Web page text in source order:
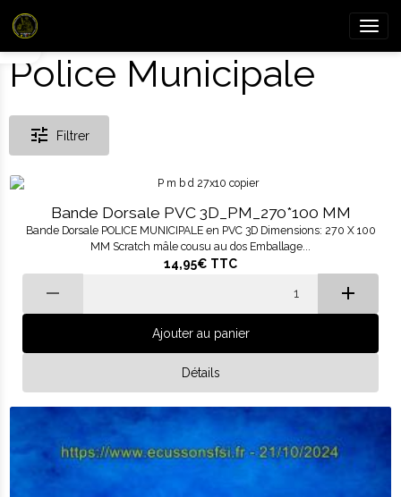
Police Municipale
Filtrer
Bande Dorsale PVC 3D_PM_270*100 MM
Bande Dorsale POLICE MUNICIPALE en PVC 3D Dimensions: 270 X 100
MM Scratch mâle cousu au dos Emballage...
14,95€ TTC
Ajouter au panier
Détails